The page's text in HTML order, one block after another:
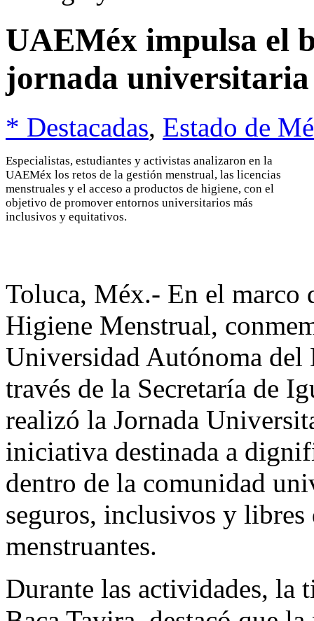
UAEMéx impulsa el
jornada
* Destacadas, Estado de
Especialistas, estudiantes y activistas analizaron en la
UAEMéx los retos de la gestión menstrual, las licencias
menstruales y el acceso a productos de higiene, con el
objetivo de promover entornos universitarios más
inclusivos y equitativos.
Toluca, Méx.- En el marco
Higiene Menstrual,
Universidad Autónoma
través de la Secretaría de
realizó la Jornada
iniciativa destinada a
dentro de la comunidad
seguros, inclusivos y libres
menstruantes.
Durante las actividades, la